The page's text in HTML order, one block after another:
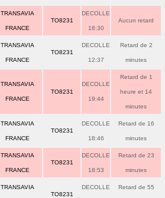
TRANSAVIA
FRANCE
TO8231
DECOLLE
18:30
Aucun retard
TRANSAVIA
FRANCE
TO8231
DECOLLE
12:37
Retard de 2
minutes
TRANSAVIA
FRANCE
TO8231
DECOLLE
19:44
Retard de 1
heure et 14
minutes
TRANSAVIA
FRANCE
TO8231
DECOLLE
18:46
Retard de 16
minutes
TRANSAVIA
FRANCE
TO8231
DECOLLE
18:53
Retard de 23
minutes
TRANSAVIA
TO8231
DECOLLE Retard de 55